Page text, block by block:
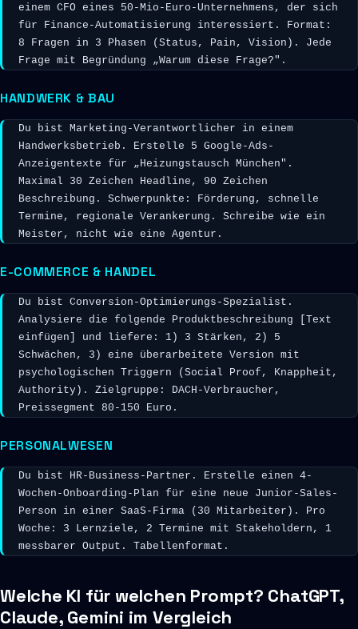
einem CFO eines 50-Mio-Euro-Unternehmens, der sich
für Finance-Automatisierung interessiert. Format:
8 Fragen in 3 Phasen (Status, Pain, Vision). Jede
Frage mit Begründung „Warum diese Frage?".
HANDWERK & BAU
Du bist Marketing-Verantwortlicher in einem
Handwerksbetrieb. Erstelle 5 Google-Ads-
Anzeigentexte für „Heizungstausch München".
Maximal 30 Zeichen Headline, 90 Zeichen
Beschreibung. Schwerpunkte: Förderung, schnelle
Termine, regionale Verankerung. Schreibe wie ein
Meister, nicht wie eine Agentur.
E-COMMERCE & HANDEL
Du bist Conversion-Optimierungs-Spezialist.
Analysiere die folgende Produktbeschreibung [Text
einfügen] und liefere: 1) 3 Stärken, 2) 5
Schwächen, 3) eine überarbeitete Version mit
psychologischen Triggern (Social Proof, Knappheit,
Authority). Zielgruppe: DACH-Verbraucher,
Preissegment 80-150 Euro.
PERSONALWESEN
Du bist HR-Business-Partner. Erstelle einen 4-
Wochen-Onboarding-Plan für eine neue Junior-Sales-
Person in einer SaaS-Firma (30 Mitarbeiter). Pro
Woche: 3 Lernziele, 2 Termine mit Stakeholdern, 1
messbarer Output. Tabellenformat.
Welche KI für welchen Prompt? ChatGPT,
Claude, Gemini im Vergleich